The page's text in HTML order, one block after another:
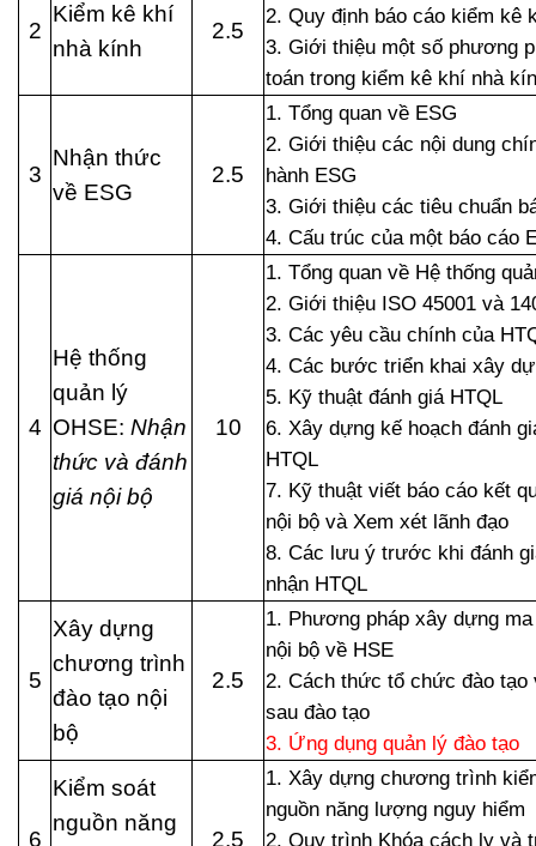
2
Kiểm kê khí
nhà kính
2.5
2. Quy định báo cáo kiểm kê
3. Giới thiệu một số phương
toán trong kiểm kê khí nhà
3
Nhận thức
về ESG
2.5
1. Tổng quan về ESG
2. Giới thiệu các nội dung
hành ESG
3. Giới thiệu các tiêu chuẩn
4. Cấu trúc của một báo cáo
4
Hệ thống
quản lý
OHSE: Nhận
thức và đánh
giá nội bộ
10
1. Tổng quan về Hệ thống
2. Giới thiệu ISO 45001 và
3. Các yêu cầu chính của
4. Các bước triển khai xây
5. Kỹ thuật đánh giá HTQL
6. Xây dựng kế hoạch đánh
HTQL
7. Kỹ thuật viết báo cáo kết
nội bộ và Xem xét lãnh đạo
8. Các lưu ý trước khi đánh
nhận HTQL
5
Xây dựng
chương trình
đào tạo nội
bộ
2.5
1. Phương pháp xây dựng
nội bộ về HSE
2. Cách thức tổ chức đào tạo
sau đào tạo
3. Ứng dụng quản lý đào tạo
6
Kiểm soát
nguồn năng
2.5
1. Xây dựng chương trình
nguồn năng lượng nguy hiểm
2. Quy trình Khóa cách ly và